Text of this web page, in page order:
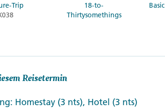
Trip
18-to-
Thirtysomethings
Basic
Reisetermin
Homestay (3 nts), Hotel (3 nts)